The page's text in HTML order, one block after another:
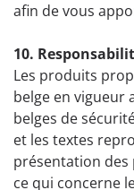
afin de vous
10.
Les produits
belge en vigueur
belges de
et les textes
présentation
ce qui concerne